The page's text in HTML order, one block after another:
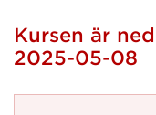
Kursen är
2025-05-08